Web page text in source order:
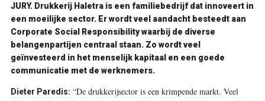
JURY. Drukkerij Haletra is een familiebedrijf dat innoveert in
een moeilijke sector. Er wordt veel aandacht besteedt aan
Corporate Social Responsibility waarbij de diverse
belangenpartijen centraal staan. Zo wordt veel
geïnvesteerd in het menselijk kapitaal en een goede
communicatie met de werknemers.
Dieter Paredis: “De drukkerijsector is een krimpende markt. Veel